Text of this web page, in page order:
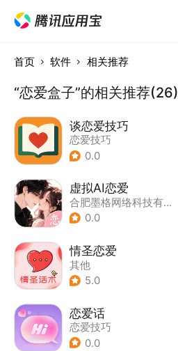
首页 软件 相关推荐
“恋爱盒子”的相关推荐(26)
谈恋爱技巧
恋爱技巧
0.0
虚拟AI恋爱
合肥墨格网络科技有限公司
0.0
情圣恋爱
其他
5.0
恋爱话
恋爱技巧
0.0